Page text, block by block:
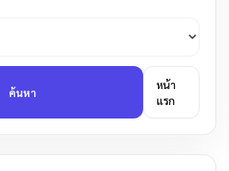
ค้นหา
หน้า
แรก